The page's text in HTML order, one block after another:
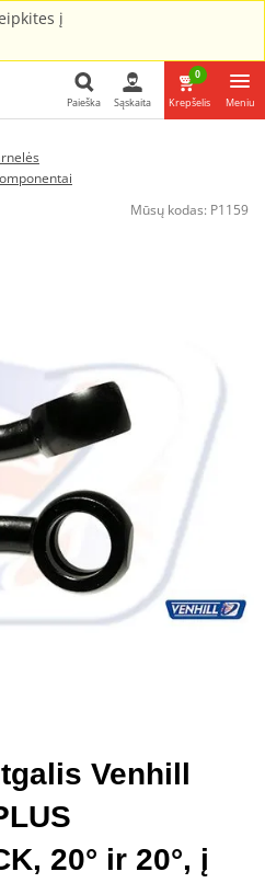
į
Paieška Sąskaita
0
Krepšelis Meniu
Mūsų kodas: P1159
Venhill
20° ir 20°, į